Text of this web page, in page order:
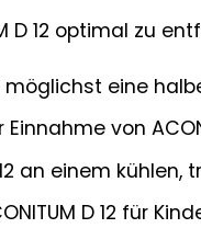
D 12 optimal zu
möglichst eine
von
12 an einem
D 12 für